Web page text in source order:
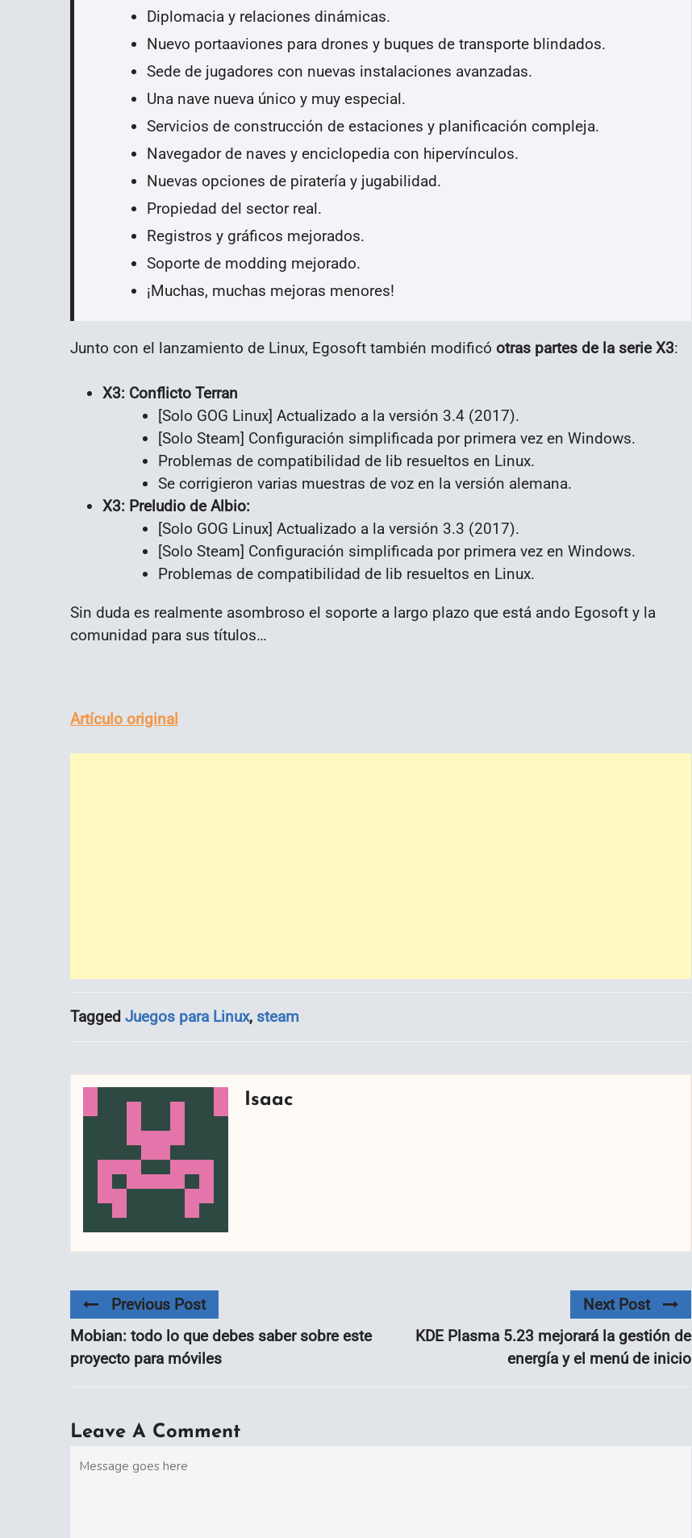
Diplomacia y relaciones dinámicas.
Nuevo portaaviones para drones y buques de transporte blindados.
Sede de jugadores con nuevas instalaciones avanzadas.
Una nave nueva único y muy especial.
Servicios de construcción de estaciones y planificación compleja.
Navegador de naves y enciclopedia con hipervínculos.
Nuevas opciones de piratería y jugabilidad.
Propiedad del sector real.
Registros y gráficos mejorados.
Soporte de modding mejorado.
¡Muchas, muchas mejoras menores!
Junto con el lanzamiento de Linux, Egosoft también modificó otras partes de la serie X3:
X3: Conflicto Terran
[Solo GOG Linux] Actualizado a la versión 3.4 (2017).
[Solo Steam] Configuración simplificada por primera vez en Windows.
Problemas de compatibilidad de lib resueltos en Linux.
Se corrigieron varias muestras de voz en la versión alemana.
X3: Preludio de Albio:
[Solo GOG Linux] Actualizado a la versión 3.3 (2017).
[Solo Steam] Configuración simplificada por primera vez en Windows.
Problemas de compatibilidad de lib resueltos en Linux.
Sin duda es realmente asombroso el soporte a largo plazo que está ando Egosoft y la
comunidad para sus títulos…
Artículo original
Tagged Juegos para Linux, steam
Isaac
Previous Post
Mobian: todo lo que debes saber sobre este
proyecto para móviles
Next Post
KDE Plasma 5.23 mejorará la gestión de
energía y el menú de inicio
Leave A Comment